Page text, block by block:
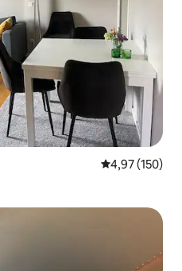
Prosečna
4,97 (150)